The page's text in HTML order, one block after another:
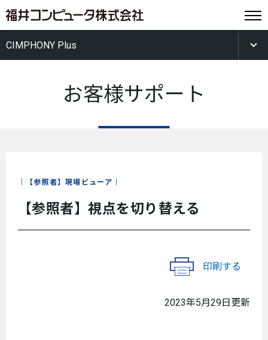
CIMPHONY Plus
お客様サポート
【参照者】現場ビューア
【参照者】視点を切り替える
印刷する
2023年5月29日更新